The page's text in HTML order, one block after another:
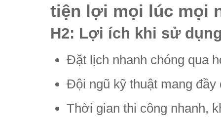
tiện lợi mọi lúc mọi
H2: Lợi ích khi sử
Đặt lịch nhanh chóng qua
Đội ngũ kỹ thuật mang đầy
Thời gian thi công nhanh,